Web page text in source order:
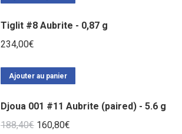
Tiglit #8 Aubrite - 0,87 g
234,00€
Ajouter au panier
Djoua 001 #11 Aubrite (paired) - 5.6 g
188,40€ Le
160,80€